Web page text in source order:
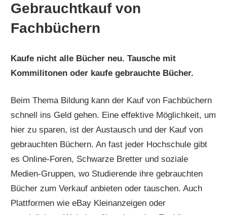
Gebrauchtkauf von
Fachbüchern
Kaufe nicht alle Bücher neu. Tausche mit
Kommilitonen oder kaufe gebrauchte Bücher.
Beim Thema Bildung kann der Kauf von Fachbüchern
schnell ins Geld gehen. Eine effektive Möglichkeit, um
hier zu sparen, ist der Austausch und der Kauf von
gebrauchten Büchern. An fast jeder Hochschule gibt
es Online-Foren, Schwarze Bretter und soziale
Medien-Gruppen, wo Studierende ihre gebrauchten
Bücher zum Verkauf anbieten oder tauschen. Auch
Plattformen wie eBay Kleinanzeigen oder